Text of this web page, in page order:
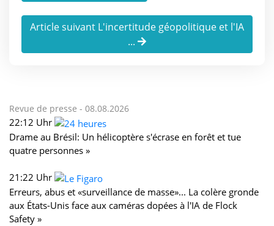
Article suivant L'incertitude géopolitique et l'IA
...
Revue de presse - 08.08.2026
22:12 Uhr
Drame au Brésil: Un hélicoptère s'écrase en forêt et tue
quatre personnes »
21:22 Uhr
Erreurs, abus et «surveillance de masse»... La colère gronde
aux États-Unis face aux caméras dopées à l'IA de Flock
Safety »